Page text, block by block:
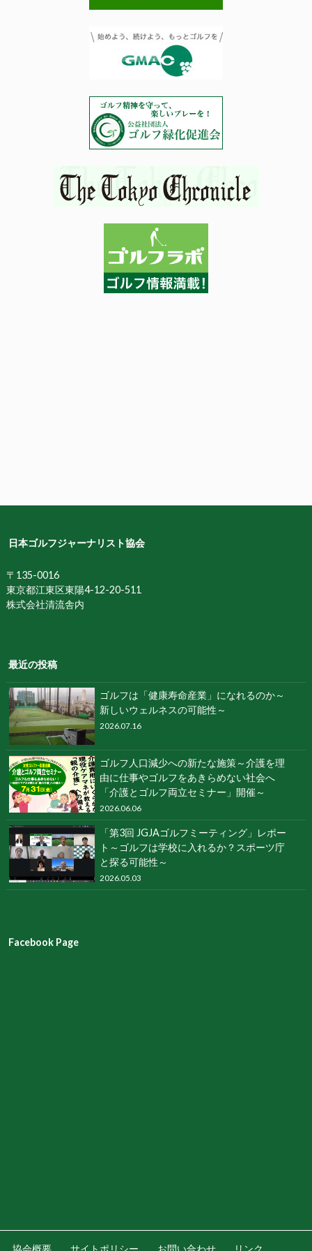
日本ゴルフジャーナリスト協会
〒135-0016
東京都江東区東陽4-12-20-511
株式会社清流舎内
最近の投稿
ゴルフは「健康寿命産業」になれるのか～
新しいウェルネスの可能性～
2026.07.16
ゴルフ人口減少への新たな施策～介護を理
由に仕事やゴルフをあきらめない社会へ
「介護とゴルフ両立セミナー」開催～
2026.06.06
「第3回 JGJAゴルフミーティング」レポー
ト～ゴルフは学校に入れるか？スポーツ庁
と探る可能性～
2026.05.03
Facebook Page
協会概要 サイトポリシー お問い合わせ リンク